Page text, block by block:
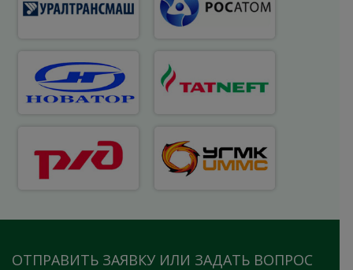
ОТПРАВИТЬ ЗАЯВКУ ИЛИ ЗАДАТЬ ВОПРОС